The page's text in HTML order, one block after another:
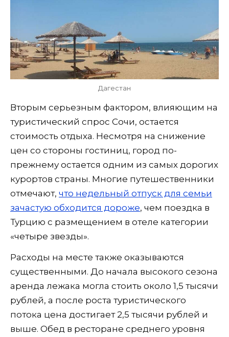
Дагестан
Вторым серьезным фактором, влияющим на
туристический спрос Сочи, остается
стоимость отдыха. Несмотря на снижение
цен со стороны гостиниц, город по-
прежнему остается одним из самых дорогих
курортов страны. Многие путешественники
отмечают, что недельный отпуск для семьи
зачастую обходится дороже, чем поездка в
Турцию с размещением в отеле категории
«четыре звезды».
Расходы на месте также оказываются
существенными. До начала высокого сезона
аренда лежака могла стоить около 1,5 тысячи
рублей, а после роста туристического
потока цена достигает 2,5 тысячи рублей и
выше. Обед в ресторане среднего уровня